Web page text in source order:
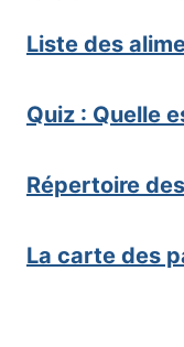
Liste des
Quiz : Quelle
Répertoire
La carte des